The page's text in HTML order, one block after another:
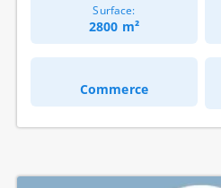
Surface:
2800 m²
Commerce